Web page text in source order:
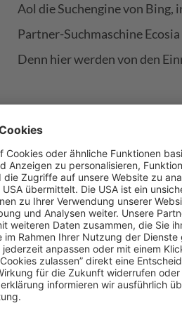
Aol die Suchengine von Bing,
Partner-Suchmaschine
Denn hier werden von den
Import von
Auch wenn Google und
uns Werbetreibenden
auszugeben. So können mit
Bing importiert werden. Wie
hat mein Kollege Sebastian
Sie Google Ads Kampagnen zu